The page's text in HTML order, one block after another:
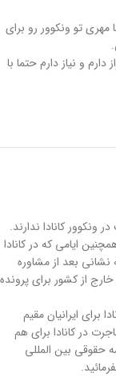
تو ونکوور رو برای
و نیاز دارم حتما با
ونکوور کانادا ندارند.
ایامی که در کانادا
نشانی بعد از مشاوره
از کشور برای پرونده
برای ایرانیان مقیم
در کانادا برای هم
حقوقی بین المللی